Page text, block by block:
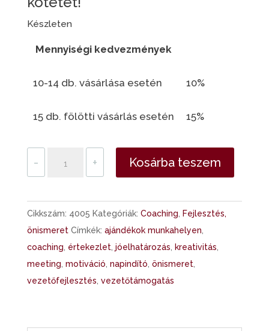
Készleten
Mennyiségi kedvezmények
10-14 db. vásárlása esetén 10%
15 db. fölötti vásárlás esetén 15%
-
Hajdu
Bognár
Nándor
könyve
+ Kosárba teszem
Cikkszám: 4005 Kategóriák: Coaching
Fejlesztés,
önismeret Címkék: ajándékok munkahelyen
coaching értekezlet, jóelhatározás kreativitás
meeting motiváció napindító önismeret,
vezetőfejlesztés vezetőtámogatás